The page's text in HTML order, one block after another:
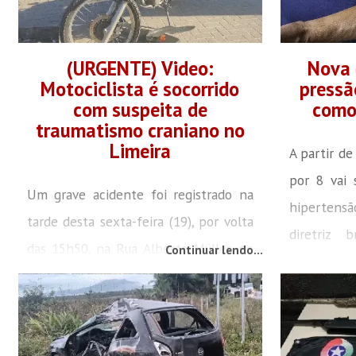
(URGENTE) Video:
Motociclista é socorrido
com suspeita de
traumatismo craniano no
Limeira
Um grave acidente foi registrado na
tarde desta sexta-feira (19), por volta
das 15h50, na Rua Alberto Müller, no
bairro Limeira, em Brusque. A colisão
envolveu um caminhão e uma
motocicleta, deixando o condutor da
Continuar lendo...
A partir de
por 8 vai
diretriz
de